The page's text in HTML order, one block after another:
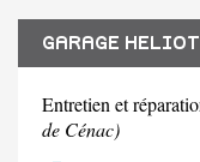
GARAGE HELIOT
Entretien et
de Cénac)